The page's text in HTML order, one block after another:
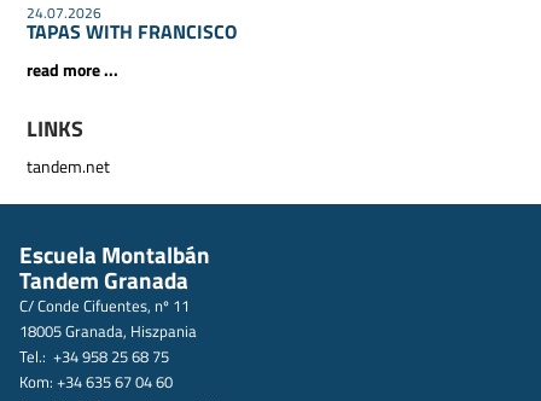
24.07.2026
TAPAS WITH FRANCISCO
read more ...
LINKS
tandem.net
Escuela Montalbán
Tandem Granada
C/ Conde Cifuentes, nº 11
18005 Granada, Hiszpania
Tel.: +34 958 25 68 75
Kom: +34 635 67 04 60